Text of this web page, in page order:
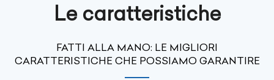
Le caratteristiche
FATTI ALLA MANO: LE MIGLIORI
CARATTERISTICHE CHE POSSIAMO GARANTIRE